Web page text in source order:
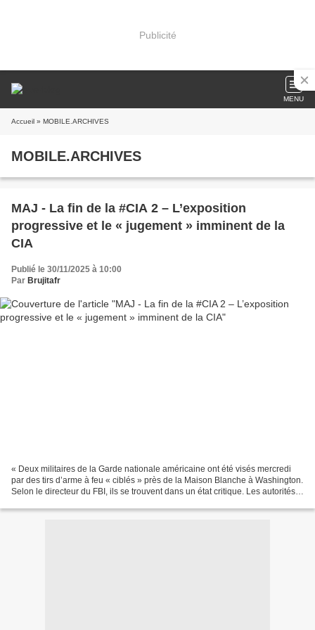
Publicité
MENU
Accueil » MOBILE.ARCHIVES
MOBILE.ARCHIVES
MAJ - La fin de la #CIA 2 – L’exposition
progressive et le « jugement » imminent de la
CIA
Publié le 30/11/2025 à 10:00
Par Brujitafr
« Deux militaires de la Garde nationale américaine ont été visés mercredi
par des tirs d’arme à feu « ciblés » près de la Maison Blanche à Washington.
Selon le directeur du FBI, ils se trouvent dans un état critique. Les autorités